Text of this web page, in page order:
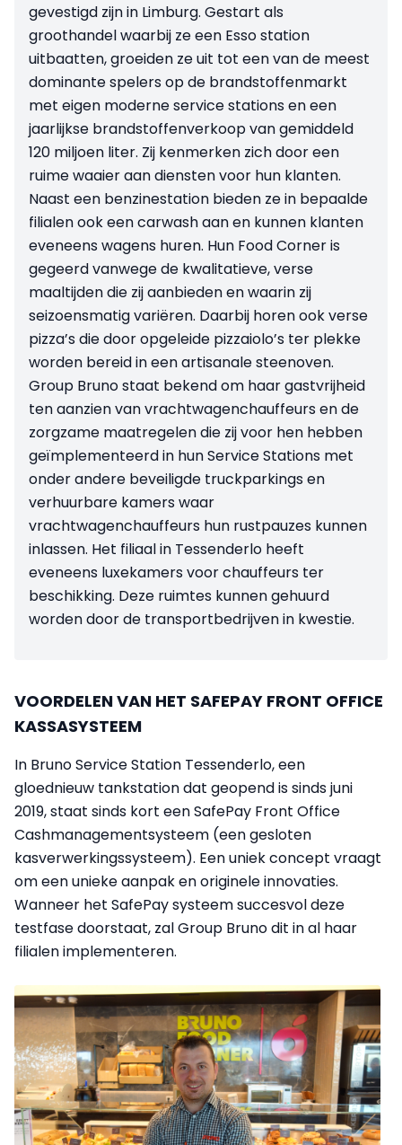
gevestigd zijn in Limburg. Gestart als
groothandel waarbij ze een Esso station
uitbaatten, groeiden ze uit tot een van de meest
dominante spelers op de brandstoffenmarkt
met eigen moderne service stations en een
jaarlijkse brandstoffenverkoop van gemiddeld
120 miljoen liter. Zij kenmerken zich door een
ruime waaier aan diensten voor hun klanten.
Naast een benzinestation bieden ze in bepaalde
filialen ook een carwash aan en kunnen klanten
eveneens wagens huren. Hun Food Corner is
gegeerd vanwege de kwalitatieve, verse
maaltijden die zij aanbieden en waarin zij
seizoensmatig variëren. Daarbij horen ook verse
pizza’s die door opgeleide pizzaiolo’s ter plekke
worden bereid in een artisanale steenoven.
Group Bruno staat bekend om haar gastvrijheid
ten aanzien van vrachtwagenchauffeurs en de
zorgzame maatregelen die zij voor hen hebben
geïmplementeerd in hun Service Stations met
onder andere beveiligde truckparkings en
verhuurbare kamers waar
vrachtwagenchauffeurs hun rustpauzes kunnen
inlassen. Het filiaal in Tessenderlo heeft
eveneens luxekamers voor chauffeurs ter
beschikking. Deze ruimtes kunnen ge­huurd
worden door de transportbedrijven in kwestie.
VOORDELEN VAN HET SAFEPAY FRONT OFFICE
KASSASYSTEEM
In Bruno Service Station Tessenderlo, een
gloednieuw tankstation dat geopend is sinds juni
2019, staat sinds kort een SafePay Front Office
Cashmanagementsysteem (een gesloten
kasverwerkingssysteem). Een uniek concept vraagt
om een unieke aanpak en originele innovaties.
Wanneer het SafePay systeem succesvol deze
testfase doorstaat, zal Group Bruno dit in al haar
filialen implementeren.